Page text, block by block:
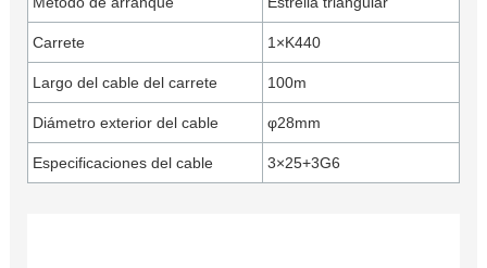
Carrete 1×K440
Largo del cable del carrete 100m
Diámetro exterior del cable φ28mm
Especificaciones del cable 3×25+3G6